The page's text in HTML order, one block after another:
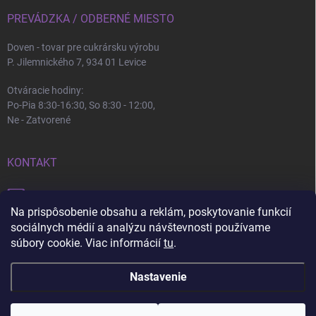
Na prispôsobenie obsahu a reklám, poskytovanie funkcií
sociálnych médií a analýzu návštevnosti používame
súbory cookie. Viac informácií tu.
Nastavenie
PREVÁDZKA / ODBERNÉ MIESTO
Doven - tovar pre cukrársku výrobu
P. Jilemnického 7, 934 01 Levice
Otváracie hodiny:
Po-Pia 8:30-16:30, So 8:30 - 12:00,
Ne - Zatvorené
KONTAKT
+421 905 360 747
Copyright 2026Doven. Všetky práva vyhradené.Upraviť nastavenie cookies